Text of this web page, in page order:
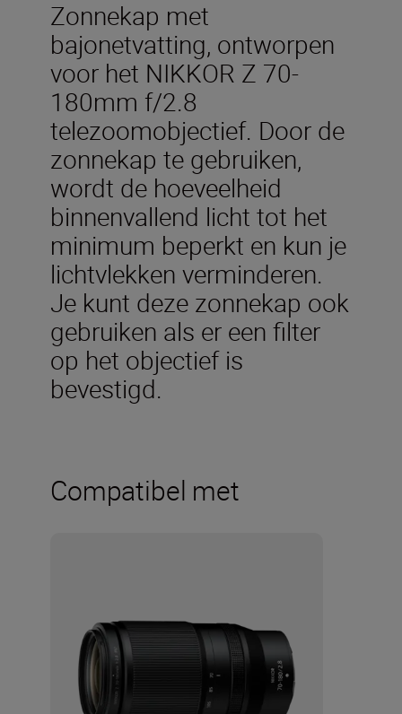
Zonnekap met
bajonetvatting, ontworpen
voor het NIKKOR Z 70-
180mm f/2.8
telezoomobjectief. Door de
zonnekap te gebruiken,
wordt de hoeveelheid
binnenvallend licht tot het
minimum beperkt en kun je
lichtvlekken verminderen.
Je kunt deze zonnekap ook
gebruiken als er een filter
op het objectief is
bevestigd.
Compatibel met